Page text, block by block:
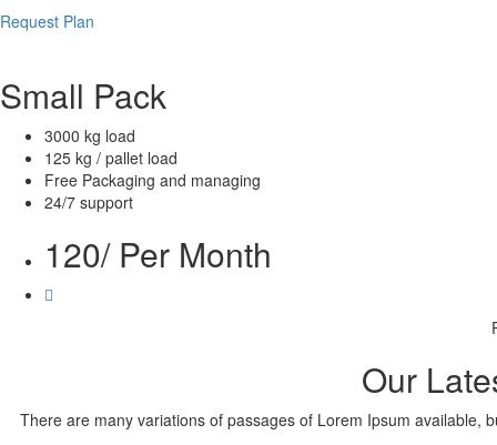
Request Plan
Small Pack
3000 kg load
125 kg / pallet load
Free Packaging and managing
24/7 support
120/ Per Month
Our
There are many variations of passages of Lorem Ipsum available,